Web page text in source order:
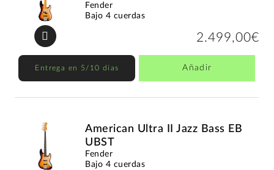
Fender
Bajo 4 cuerdas
2.499,00€
Entrega en 5/10 días Añadir
American Ultra II Jazz Bass EB
UBST
Fender
Bajo 4 cuerdas